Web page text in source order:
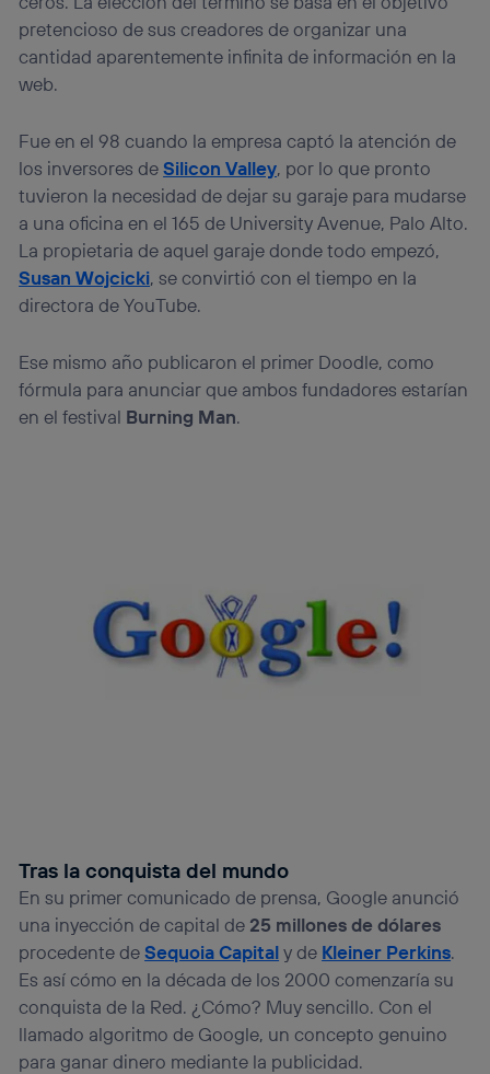
pretencioso de sus creadores de organizar una
cantidad aparentemente infinita de información en la
web.
Fue en el 98 cuando la empresa captó la atención de
los inversores deSilicon Valley, por lo que pronto
tuvieron la necesidad de dejar su garaje para mudarse
a una oficina en el 165 de University Avenue, Palo Alto.
La propietaria de aquel garaje donde todo empezó,
Susan Wojcicki, se convirtió con el tiempo en la
directora de YouTube.
Ese mismo año publicaron el primer Doodle, como
fórmula para anunciar que ambos fundadores estarían
en el festival Burning Man.
Tras la conquista del mundo
En su primer comunicado de prensa, Google anunció
una inyección de capital de 25 millones de dólares
procedente deSequoia Capitaly de Kleiner Perkins.
Es así cómo en la década de los 2000 comenzaría su
conquista de la Red. ¿Cómo? Muy sencillo. Con el
llamado algoritmo de Google, un concepto genuino
para ganar dinero mediante la publicidad.
que hayan dado su consentimiento.
Si utilizasdatos móviles, el marketing será más
personalizado, ya que se basará únicamente en la
“Administrar Utiq” en la parte inferior de esta página web o
visitando el portal de privacidad de Utiq
(“consenthub”) . Para más información, consulta
la política de privacidad de Utiq.